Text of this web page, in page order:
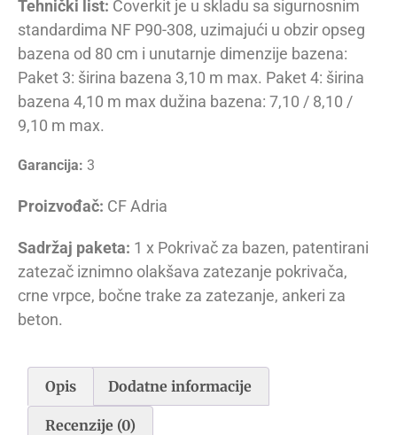
Tehnički list: Coverkit je u skladu sa sigurnosnim
standardima NF P90-308, uzimajući u obzir opseg
bazena od 80 cm i unutarnje dimenzije bazena:
Paket 3: širina bazena 3,10 m max. Paket 4: širina
bazena 4,10 m max dužina bazena: 7,10 / 8,10 /
9,10 m max.
Garancija: 3
Proizvođač: CF Adria
Sadržaj paketa: 1 x Pokrivač za bazen, patentirani
zatezač iznimno olakšava zatezanje pokrivača,
crne vrpce, bočne trake za zatezanje, ankeri za
beton.
Opis Dodatne informacije
Recenzije (0)